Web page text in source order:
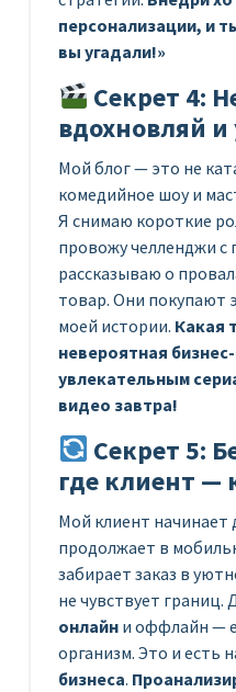
персонализации, и
вы угадали!»
Секрет 4:
вдохновляй и
Мой блог — это не
комедийное шоу и
Я снимаю короткие
провожу челленджи с
рассказываю о
товар. Они покупают
моей истории. Какая
невероятная
увлекательным
видео завтра!
Секрет 5:
где клиент —
Мой клиент начинает
продолжает в
забирает заказ в
не чувствует границ.
онлайн и оффлайн —
организм. Это и есть
бизнеса.